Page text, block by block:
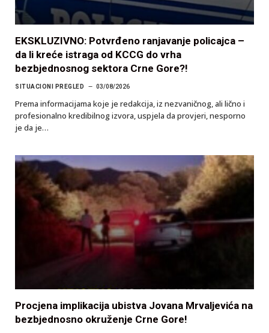
EKSKLUZIVNO: Potvrđeno ranjavanje policajca –
da li kreće istraga od KCCG do vrha
bezbjednosnog sektora Crne Gore?!
SITUACIONI PREGLED 03/08/2026
Prema informacijama koje je redakcija, iz nezvaničnog, ali lično i
profesionalno kredibilnog izvora, uspjela da provjeri, nesporno
je da je…
Procjena implikacija ubistva Jovana Mrvaljevića na
bezbjednosno okruženje Crne Gore!